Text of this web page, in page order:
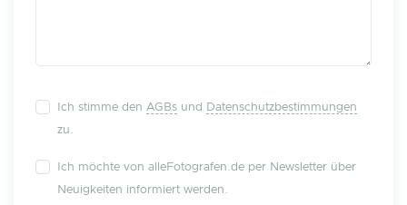
Ich stimme den AGBs und
Datenschutzbestimmungen
zu.
Ich möchte von alleFotografen.de per Newsletter über
Neuigkeiten informiert werden.